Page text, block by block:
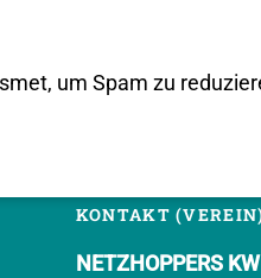
um Spam zu
KONTAKT
NETZHOPPERS